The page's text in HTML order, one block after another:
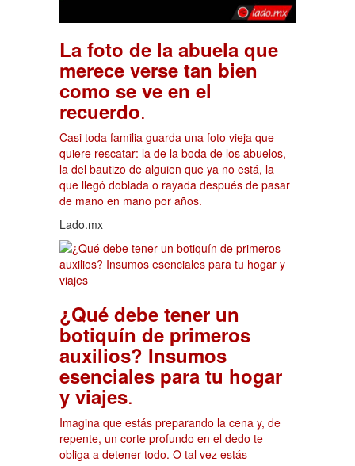
La foto de la abuela que
merece verse tan bien
como se ve en el
recuerdo.
Casi toda familia guarda una foto vieja que
quiere rescatar: la de la boda de los abuelos,
la del bautizo de alguien que ya no está, la
que llegó doblada o rayada después de pasar
de mano en mano por años.
Lado.mx
¿Qué debe tener un
botiquín de primeros
auxilios? Insumos
esenciales para tu hogar
y viajes.
Imagina que estás preparando la cena y, de
repente, un corte profundo en el dedo te
obliga a detener todo. O tal vez estás